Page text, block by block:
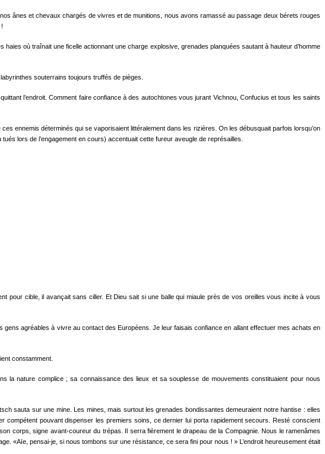
ânes et chevaux chargés de vivres et de muni­tions, nous avons ramassé au passage deux bérets rouges
où traînait une ficelle actionnant une charge explosive, gre­nades planquées sautant à hauteur d’homme
souterrains toujours truffés de piè­ges.
l’endroit. Comment faire confiance à des autochtones vous jurant Vichnou, Confucius et tous les saints
ennemis déterminés qui se vaporisaient littéralement dans les rizières. On les débusquait parfois lorsqu’on
lors de l’engagement en cours) accentuait cette fureur aveugle de représailles.
pour cible, il avançait sans ciller. Et Dieu sait si une balle qui miaule près de vos oreilles vous incite à vous
agréables à vivre au contact des Européens. Je leur faisais confiance en allant effectuer mes achats en
constamment.
la nature complice ; sa connaissance des lieux et sa sou­plesse de mouvements constituaient pour nous
sauta sur une mine. Les mines, mais surtout les grenades bondissantes demeuraient notre hantise : elles
compétent pouvant dispenser les premiers soins, ce dernier lui porta rapide­ment secours. Resté conscient
corps, signe avant-coureur du trépas. Il serra fièrement le drapeau de la Compagnie. Nous le ramenâmes
«Aïe, pensai-je, si nous tom­bons sur une résistance, ce sera fini pour nous ! » L’endroit heureuse­ment était